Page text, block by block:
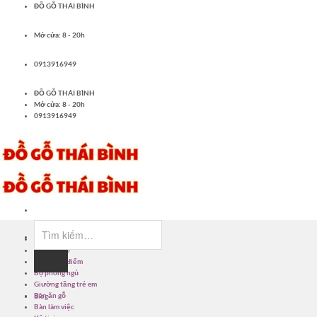
ĐỒ GỖ THÁI BÌNH
Mở cửa: 8 - 20h
0913916949
ĐỒ GỖ THÁI BÌNH
Mở cửa: 8 - 20h
0913916949
Giường ngủ
Tủ quần áo
Bàn trang điểm
Bộ phòng ngủ
Giường tầng trẻ em
Bàn ăn gỗ
Bàn làm việc
kiếm:
Blog